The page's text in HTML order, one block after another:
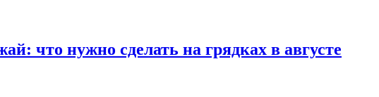
что нужно сделать на грядках в августе